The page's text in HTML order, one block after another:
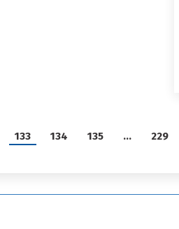
133 134 135 … 229